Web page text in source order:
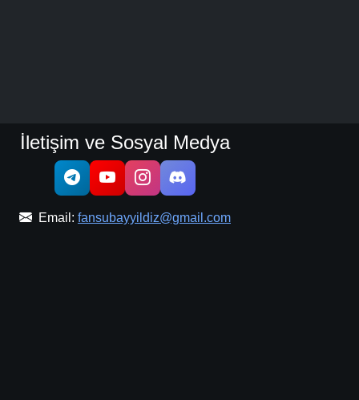
İletişim ve Sosyal Medya
Email: fansubayyildiz@gmail.com